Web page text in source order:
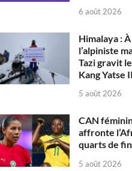
6 août 2026
Himalaya : À
l’alpiniste
Tazi gravit
Kang Yatse
5 août 2026
CAN
affronte
quarts de
5 août 2026